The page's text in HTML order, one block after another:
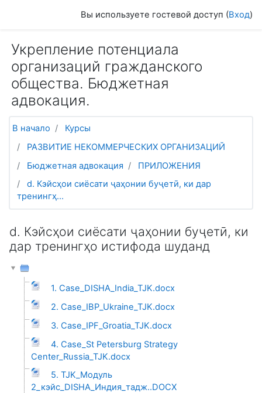
Вы используете гостевой доступ (Вход)
Укрепление потенциала
организаций гражданского
общества. Бюджетная
адвокация.
В начало
Курсы
РАЗВИТИЕ НЕКОММЕРЧЕСКИХ ОРГАНИЗАЦИЙ
Бюджетная адвокация
ПРИЛОЖЕНИЯ
d. Кэйсҳои сиёсати ҷаҳонии буҷетӣ, ки дар
тренингҳ...
d. Кэйсҳои сиёсати ҷаҳонии буҷетӣ, ки
дар тренингҳо истифода шуданд
1. Case_DISHA_India_TJK.docx
2. Case_IBP_Ukraine_TJK.docx
3. Case_IPF_Groatia_TJK.docx
4. Case_St Petersburg Strategy
Center_Russia_TJK.docx
5. TJK_Модуль
2_кэйс_DISHA_Индия_тадж..DOCX